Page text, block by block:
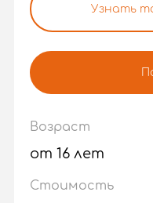
Узнать
Возраст
от 16 лет
Стоимость